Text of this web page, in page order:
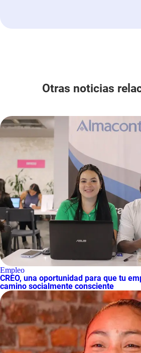
Otras noticias
Empleo
CREO, una oportunidad para que tu
camino socialmente consciente